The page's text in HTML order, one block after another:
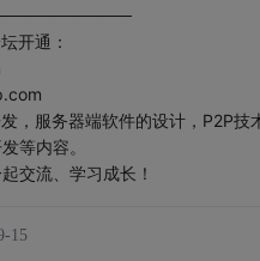
开通：
，服务器端软件的设计，P2P技
等内容。
交流、学习成长！
15